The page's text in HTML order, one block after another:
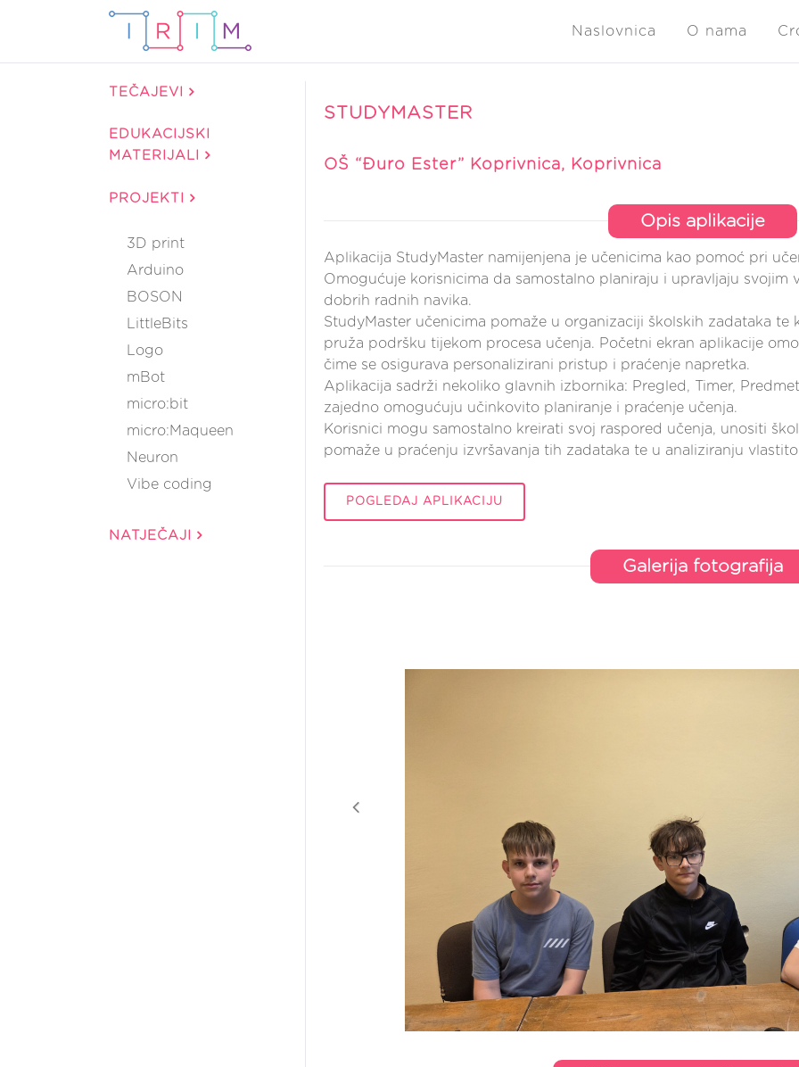
Naslovnica O nama
TEČAJEVI
EDUKACIJSKI
MATERIJALI
PROJEKTI
3D print
Arduino
BOSON
LittleBits
Logo
mBot
micro:bit
micro:Maqueen
Neuron
Vibe coding
NATJEČAJI
STUDYMASTER
OŠ “Đuro Ester” Koprivnica, Koprivnica
Opis aplikacije
Aplikacija StudyMaster namijenjena je učenicima kao pomoć pri
Omogućuje korisnicima da samostalno planiraju i upravljaju svojim
dobrih radnih navika.
StudyMaster učenicima pomaže u organizaciji školskih zadataka
pruža podršku tijekom procesa učenja. Početni ekran aplikacije
čime se osigurava personalizirani pristup i praćenje napretka.
Aplikacija sadrži nekoliko glavnih izbornika: Pregled, Timer,
zajedno omogućuju učinkovito planiranje i praćenje učenja.
Korisnici mogu samostalno kreirati svoj raspored učenja, unositi
pomaže u praćenju izvršavanja tih zadataka te u analiziranju
POGLEDAJ APLIKACIJU
Galerija fotografija